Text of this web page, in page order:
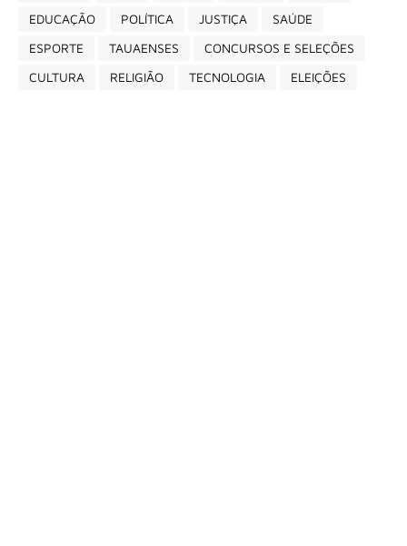
EDUCAÇÃO
POLÍTICA JUSTIÇA
SAÚDE
ESPORTE
TAUAENSES
CONCURSOS E SELEÇÕES
CULTURA
RELIGIÃO TECNOLOGIA ELEIÇÕES